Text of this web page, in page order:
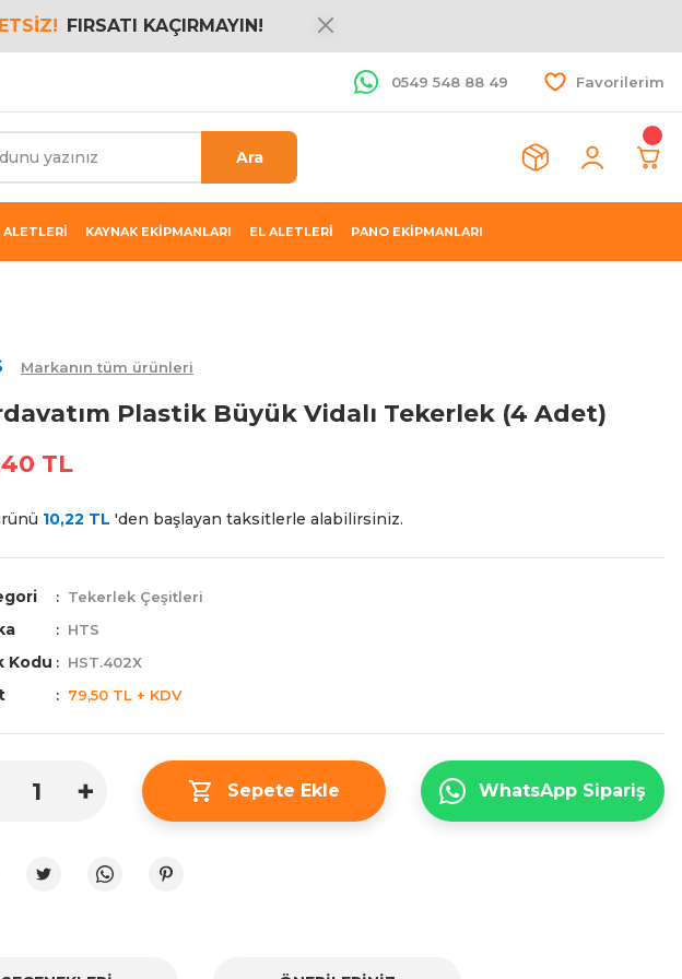
FIRSATI KAÇIRMAYIN!
0549 548 88 49 Favorilerim
Ara
KAYNAK EKİPMANLARI EL ALETLERİ PANO EKİPMANLARI
Markanın tüm ürünleri
Plastik Büyük Vidalı Tekerlek (4 Adet)
TL
10,22 TL 'den başlayan taksitlerle alabilirsiniz.
Tekerlek Çeşitleri
HTS
Kodu HST.402X
79,50 TL + KDV
Sepete Ekle WhatsApp Sipariş